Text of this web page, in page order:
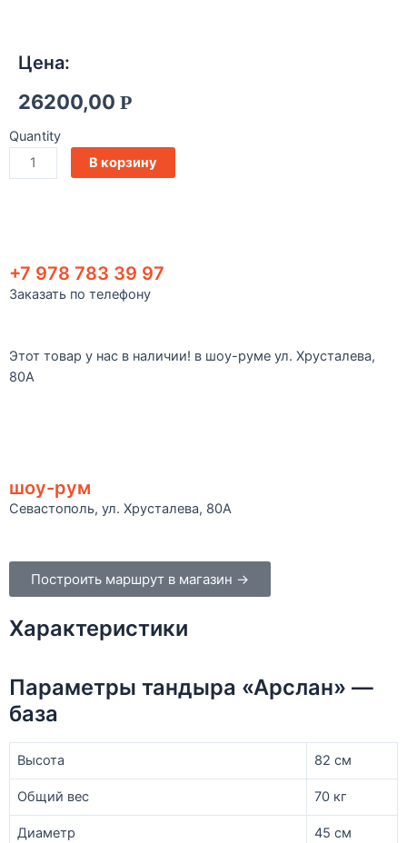
Цена:
26200,00 Р
Quantity
В корзину
+7 978 783 39 97
Заказать по телефону
Этот товар у нас в наличии! в шоу-руме ул. Хрусталева,
80А
шоу-рум
Севастополь, ул. Хрусталева, 80А
Построить маршрут в магазин →
Характеристики
Параметры тандыра «Арслан» —
база
Высота 82 см
Общий вес 70 кг
Диаметр 45 см